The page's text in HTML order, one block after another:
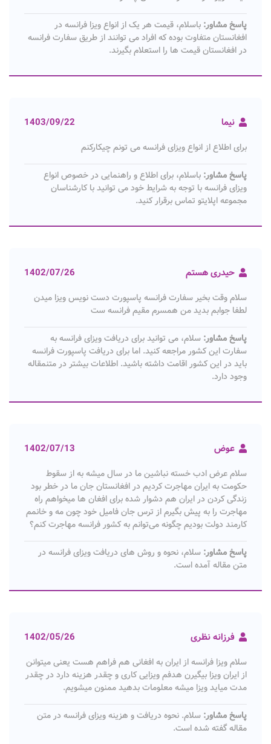
پاسخ مشاور: باسلام، قیمت هر یک از انواع ویزا فرانسه در
افغانستان متفاوت بوده که افراد می توانند از طریق سفارت فرانسه
در افغانستان قیمت ها را استعلام بگیرند.
نیما 1403/09/22
برای اطلاع از انواع ویزای فرانسه می تونم چیکارکنم
پاسخ مشاور: باسلام، برای اطلاع و راهنمایی در خصوص انواع
ویزای فرانسه با توجه به شرایط خود می توانید با کارشناسان
مجموعه اپلایتو تماس برقرار کنید.
حیدری هستم 1402/07/26
سلام وقت بخیر سفارت فرانسه پاسپورت دست نویس ویزا میدن
لطفا جوابم بدید من همسرم مقیم فرانسه ست
پاسخ مشاور: سلام، می توانید برای دریافت ویزای فرانسه به
سفارت این کشور مراجعه کنید. اما برای دریافت پاسپورت فرانسه
باید در این کشور اقامت داشته باشید. اطلاعات بیشتر در متنمقاله
وجود دارد.
عوض 1402/07/13
سلام عرض ادب خسته نباشین ما در سال میشه به از سقوط
حکومت به ایران مهاجرت کردیم در افغانستان جان ما در خطر بود
زندگی کردن در ایران هم دشوار شده برای افغان ها میخواهم راه
مهاجرت را به پیش بگیرم از ترس جان فامیل خود چون مه و خانمم
کارمند دولت بودیم چگونه می‌توانم به کشور فرانسه مهاجرت کنم؟
پاسخ مشاور: سلام، نحوه و روش های دریافت ویزای فرانسه در
متن مقاله آمده است.
فرزانه نظری 1402/05/26
سلام ویزا فرانسه از ایران به افغانی هم فراهم هست یعنی میتوانن
از ایران ویزا بیگیرن هدفم ویزایی کاری و چقدر هزینه دارد در چقدر
مدت میاید ویزا میشه معلومات بدهید ممنون میشویم.
پاسخ مشاور: سلام. نحوه دریافت و هزینه ویزای فرانسه در متن
مقاله گفته شده است.